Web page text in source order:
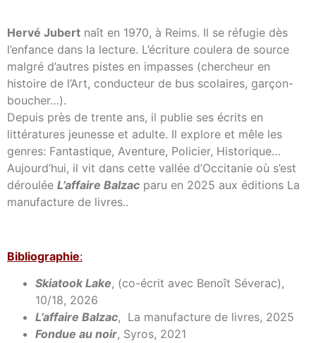
Hervé Jubert naît en 1970, à Reims. Il se réfugie dès
l’enfance dans la lecture. L’écriture coulera de source
malgré d’autres pistes en impasses (chercheur en
histoire de l’Art, conducteur de bus scolaires, garçon-
boucher…).
Depuis près de trente ans, il publie ses écrits en
littératures jeunesse et adulte. Il explore et mêle les
genres: Fantastique, Aventure, Policier, Historique…
Aujourd’hui, il vit dans cette vallée d’Occitanie où s’est
déroulée L’affaire Balzac paru en 2025 aux éditions La
manufacture de livres..
Bibliographie:
Skiatook Lake, (co-écrit avec Benoît Séverac),
10/18, 2026
L’affaire Balzac, La manufacture de livres, 2025
Fondue au noir, Syros, 2021